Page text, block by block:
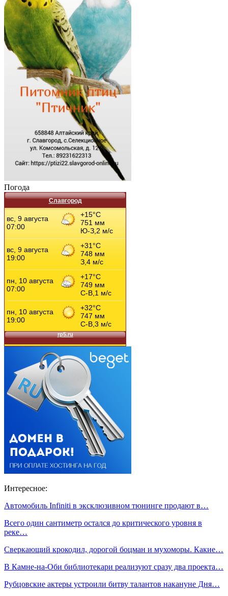
Погода
Славгород
Интересное:
Автомобиль Infiniti в эксклюзивном тюнинге продают в…
Всего один сантиметр остался до критического уровня в
реке…
Сверкающий крокодил, дорогой боцман и мухоморы. Какие…
В Камне-на-Оби библиотекари реализуют сразу два проекта…
Рубцовские актеры устроили битву талантов накануне Дня…